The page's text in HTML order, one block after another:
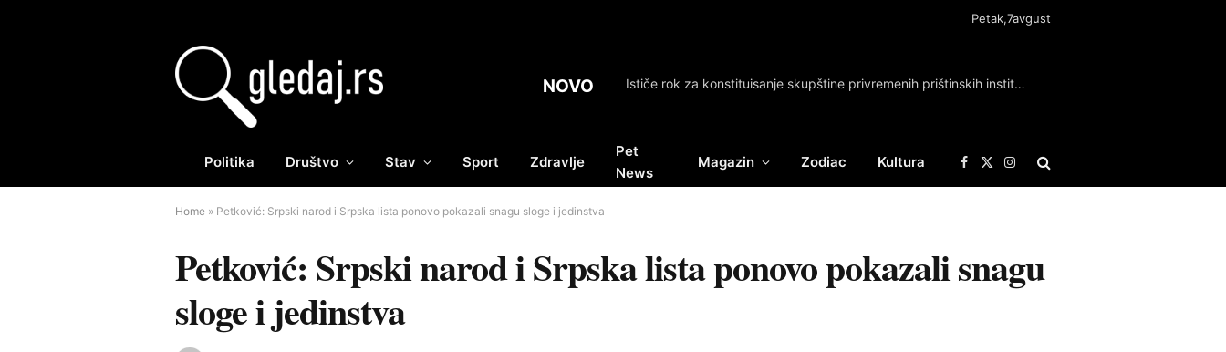
Petak,7avgust
NOVO Ističe rok za konstituisanje skupštine privremenih prištinskih institucija
Politika Društvo Stav Sport Zdravlje
Pet
News
Magazin Zodiac Kultura Facebook
X
(Twitter)
Instagram
Home » Petković: Srpski narod i Srpska lista ponovo pokazali snagu sloge i jedinstva
Petković: Srpski narod i Srpska lista ponovo pokazali snagu
sloge i jedinstva